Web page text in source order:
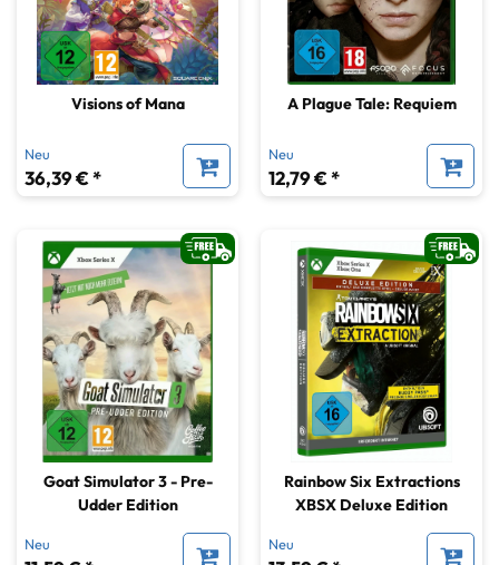
Visions of Mana
Neu
36,39 € *
A Plague Tale: Requiem
Neu
12,79 € *
Goat Simulator 3 - Pre-
Udder Edition
Neu
Rainbow Six Extractions
XBSX Deluxe Edition
Neu